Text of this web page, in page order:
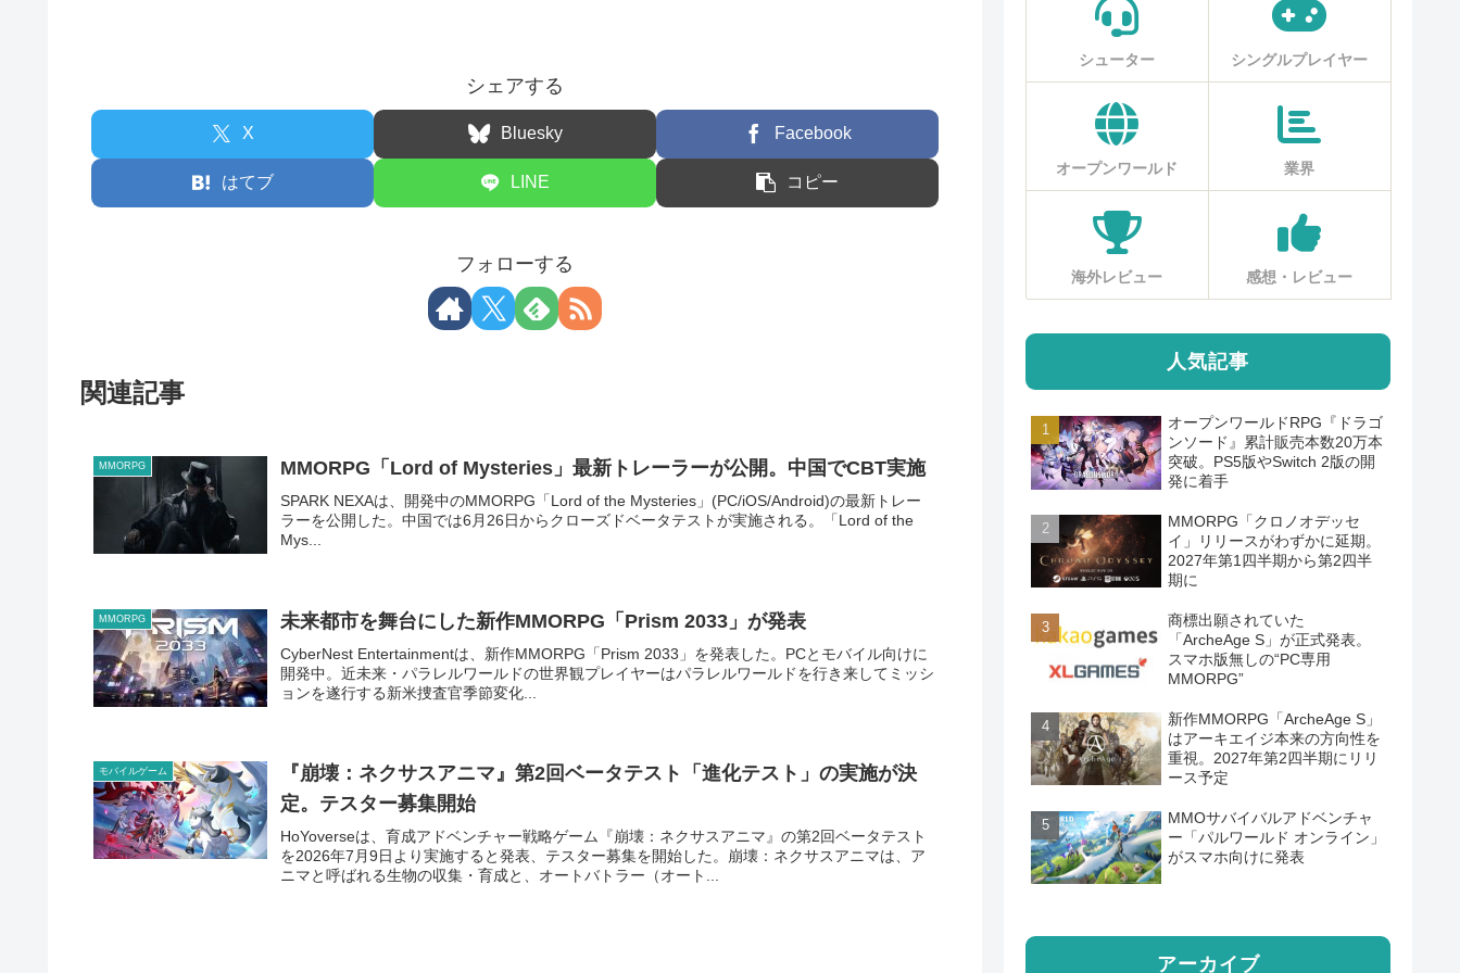
シェアする
X Bluesky Facebook
はてブ LINE コピー
フォローする
関連記事
MMORPG MMORPG「Lord of Mysteries」最新トレーラーが公開。中国でCBT実施
SPARK NEXAは、開発中のMMORPG「Lord of the Mysteries」(PC/iOS/Android)の最新トレー
ラーを公開した。中国では6月26日からクローズドベータテストが実施される。「Lord of the
Mys...
MMORPG 未来都市を舞台にした新作MMORPG「Prism 2033」が発表
CyberNest Entertainmentは、新作MMORPG「Prism 2033」を発表した。PCとモバイル向けに
開発中。近未来・パラレルワールドの世界観プレイヤーはパラレルワールドを行き来してミッシ
ョンを遂行する新米捜査官季節変化...
モバイルゲーム
『崩壊：ネクサスアニマ』第2回ベータテスト「進化テスト」の実施が決
定。テスター募集開始
HoYoverseは、育成アドベンチャー戦略ゲーム『崩壊：ネクサスアニマ』の第2回ベータテスト
を2026年7月9日より実施すると発表、テスター募集を開始した。崩壊：ネクサスアニマは、ア
ニマと呼ばれる生物の収集・育成と、オートバトラー（オート...
シューター シングルプレイヤー
オープンワールド 業界
海外レビュー 感想・レビュー
人気記事
オープンワールドRPG『ドラゴ
ンソード』累計販売本数20万本
突破。PS5版やSwitch 2版の開
発に着手
MMORPG「クロノオデッセ
イ」リリースがわずかに延期。
2027年第1四半期から第2四半
期に
商標出願されていた
「ArcheAge S」が正式発表。
スマホ版無しの“PC専用
MMORPG”
新作MMORPG「ArcheAge S」
はアーキエイジ本来の方向性を
重視。2027年第2四半期にリリ
ース予定
MMOサバイバルアドベンチャ
ー「パルワールド オンライン」
がスマホ向けに発表
アーカイブ